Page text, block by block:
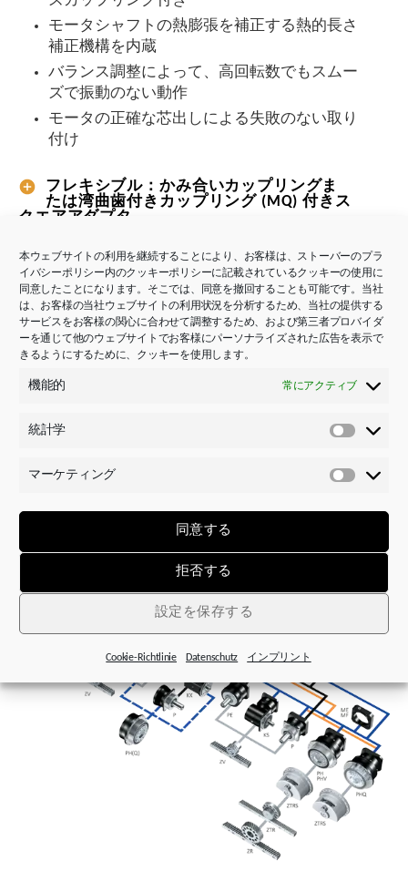
本ウェブサイトの利用を継続することにより、お客様は、ストーバーのプラ
イバシーポリシー内のクッキーポリシーに記載されているクッキーの使用に
同意したことになります。そこでは、同意を撤回することも可能です。当社
は、お客様の当社ウェブサイトの利用状況を分析するため、当社の提供する
サービスをお客様の関心に合わせて調整するため、および第三者プロバイダ
ーを通じて他のウェブサイトでお客様にパーソナライズされた広告を表示で
きるようにするために、クッキーを使用します。
機能的 常にアクティブ
統計学
学
マーケティング
グ
同意する
拒否する
設定を保存する
Cookie-Richtlinie Datenschutz インプリント
モータシャフトの熱膨張を補正する熱的長さ
補正機構を内蔵
バランス調整によって、高回転数でもスムー
ズで振動のない動作
モータの正確な芯出しによる失敗のない取り
付け
フレキシブル：かみ合いカップリングま
たは湾曲歯付きカップリング (MQ) 付きス
クエアアダプタ
バックラッシ無しのかみ合いカップリングま
たは湾曲歯付きカップリングBoWex®付き
モータの取り外しはどの位置でも可能
モータシャフトの熱膨張を補正する熱的長さ
補正機構を内蔵
バランス調整によって、高回転数でもスムー
幅広いモータシャフト径範囲
付け